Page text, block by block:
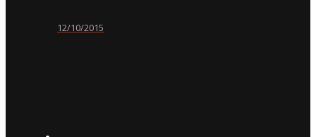
12/10/2015